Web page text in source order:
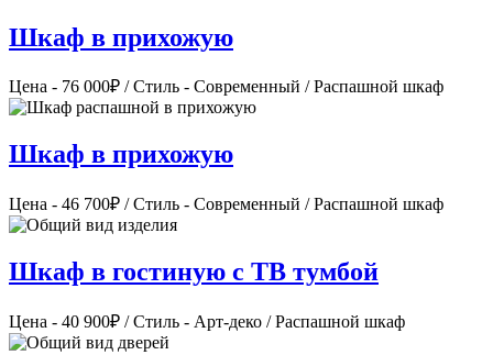
Шкаф в прихожую
Цена - 76 000₽ / Стиль - Современный / Распашной шкаф
Шкаф в прихожую
Цена - 46 700₽ / Стиль - Современный / Распашной шкаф
Шкаф в гостиную с ТВ тумбой
Цена - 40 900₽ / Стиль - Арт-деко / Распашной шкаф